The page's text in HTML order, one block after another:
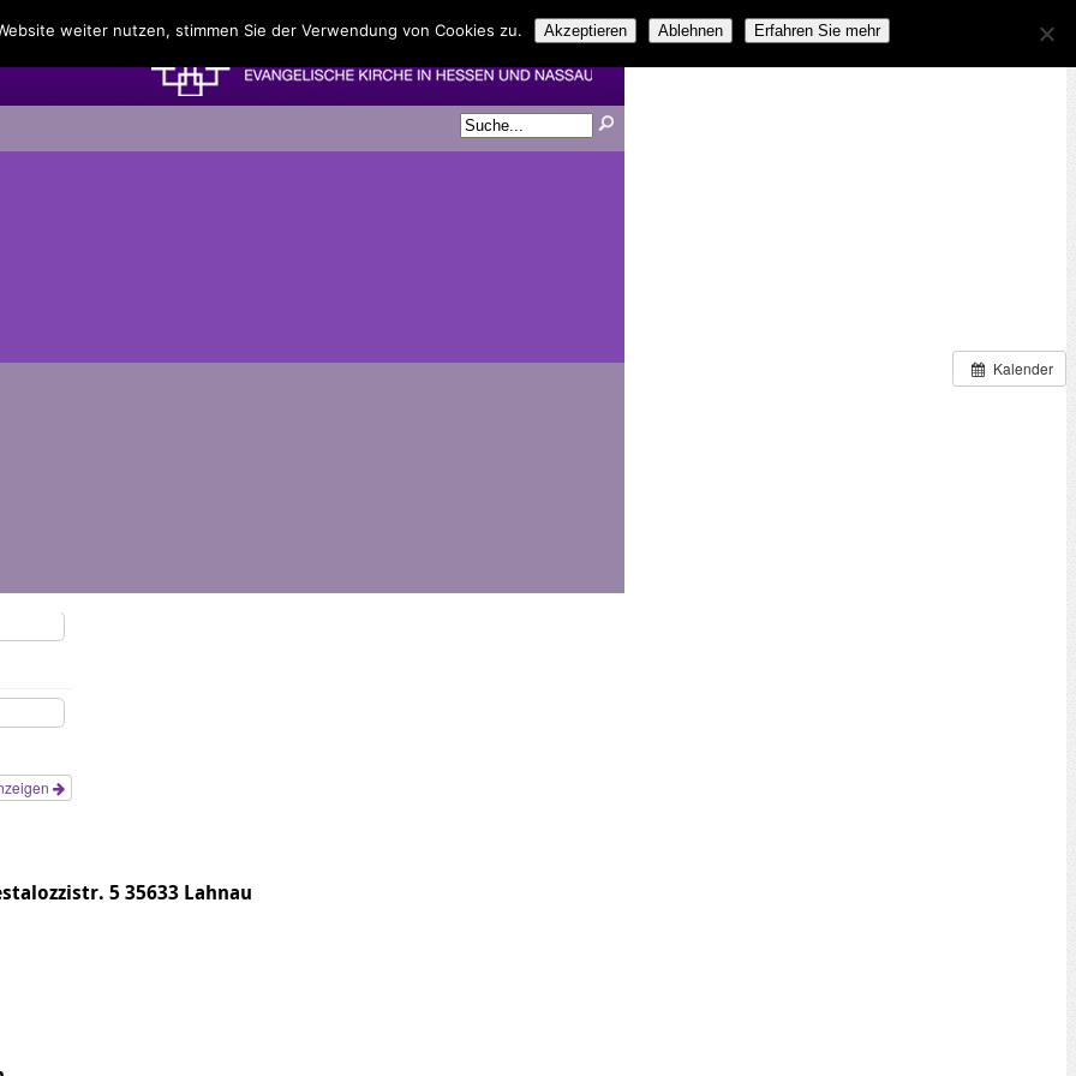
Kalender
um 19:30 – 21:30
5 35633 Lahnau
weiter nutzen, stimmen Sie der Verwendung von Cookies zu. Akzeptieren Ablehnen Erfahren Sie mehr